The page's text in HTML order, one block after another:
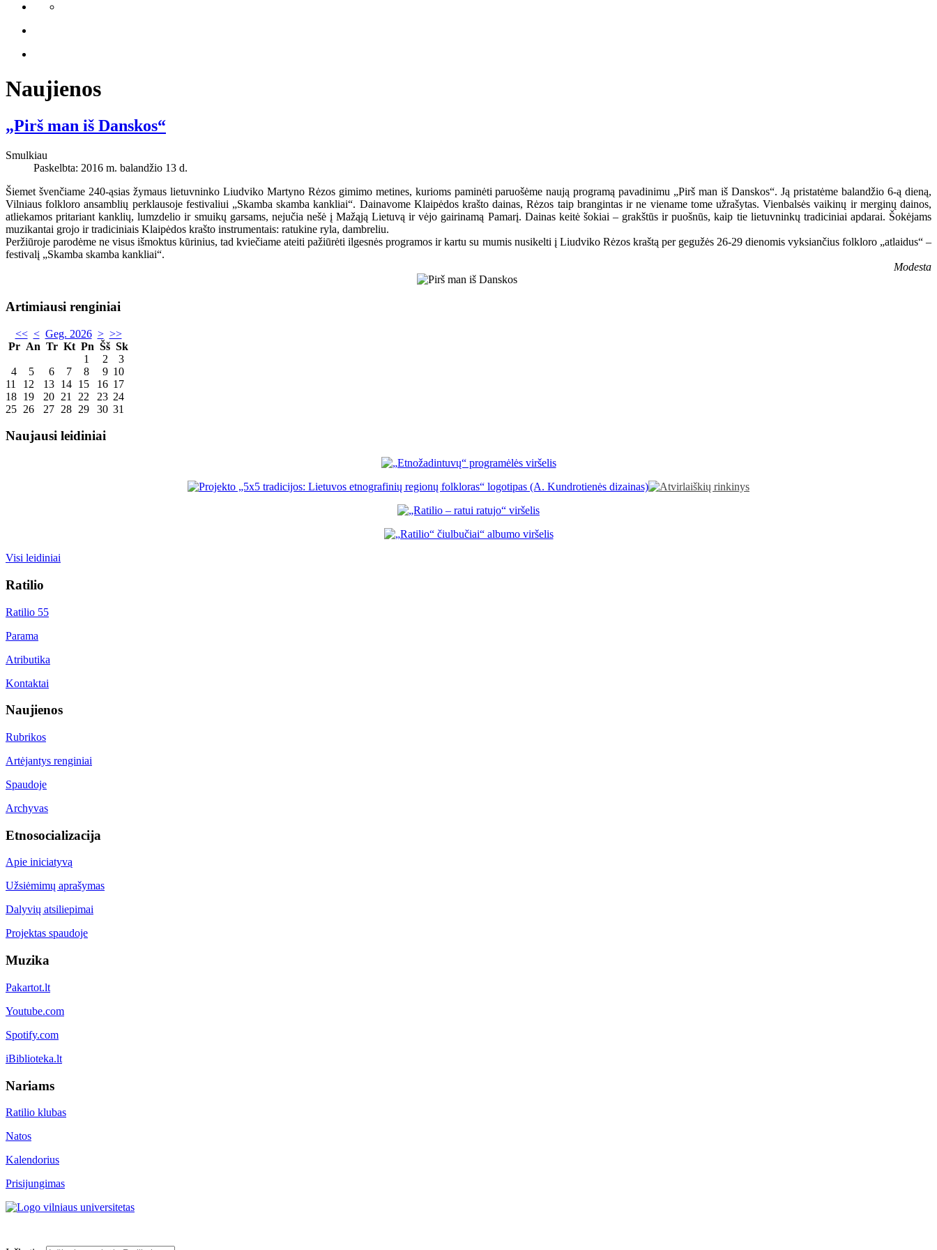
Naujienos
„Pirš man iš Danskos“
Smulkiau
Paskelbta: 2016 m. balandžio 13 d.
Šiemet švenčiame 240-ąsias žymaus lietuvninko Liudviko Martyno Rėzos gimimo metines, kurioms paminėti paruošėme naują programą pavadinimu „Pirš man iš Danskos“. Ją pristatėme balandžio 6-ą dieną,
Vilniaus folkloro ansamblių perklausoje festivaliui „Skamba skamba kankliai“. Dainavome Klaipėdos krašto dainas, Rėzos taip brangintas ir ne viename tome užrašytas. Vienbalsės vaikinų ir merginų dainos,
atliekamos pritariant kanklių, lumzdelio ir smuikų garsams, nejučia nešė į Mažąją Lietuvą ir vėjo gairinamą Pamarį. Dainas keitė šokiai – grakštūs ir puošnūs, kaip tie lietuvninkų tradiciniai apdarai. Šokėjams
muzikantai grojo ir tradiciniais Klaipėdos krašto instrumentais: ratukine ryla, dambreliu.
Peržiūroje parodėme ne visus išmoktus kūrinius, tad kviečiame ateiti pažiūrėti ilgesnės programos ir kartu su mumis nusikelti į Liudviko Rėzos kraštą per gegužės 26-29 dienomis vyksiančius folkloro „atlaidus“ –
festivalį „Skamba skamba kankliai“.
Modesta
Artimiausi renginiai
<< < Geg. 2026 > >>
Pr An Tr Kt Pn Šš Sk
1
2
3
4
5 6 7 8 9 10
11
12 13 14 15 16 17
18 19 20 21 22 23 24
25 26 27 28 29 30 31
Naujausi leidiniai
Visi leidiniai
Ratilio
Ratilio 55
Parama
Atributika
Kontaktai
Naujienos
Rubrikos
Artėjantys renginiai
Spaudoje
Archyvas
Etnosocializacija
Apie iniciatyvą
Užsiėmimų aprašymas
Dalyvių atsiliepimai
Projektas spaudoje
Muzika
Pakartot.lt
Youtube.com
Spotify.com
iBiblioteka.lt
Nariams
Ratilio klubas
Natos
Kalendorius
Prisijungimas